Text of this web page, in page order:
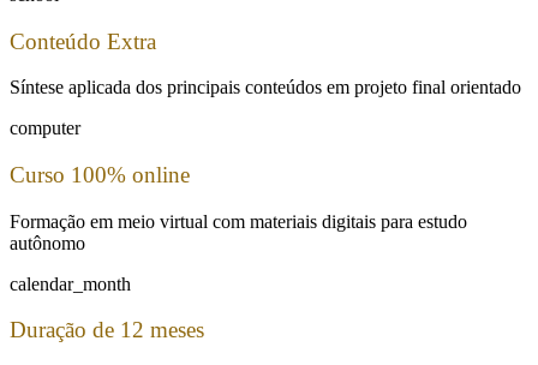
Conteúdo Extra
Síntese aplicada dos principais conteúdos em projeto final orientado
computer
Curso 100% online
Formação em meio virtual com materiais digitais para estudo
autônomo
calendar_month
Duração de 12 meses